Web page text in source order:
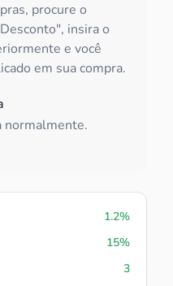
procure o
insira o
e você
em sua compra.
normalmente.
1.2%
15%
3